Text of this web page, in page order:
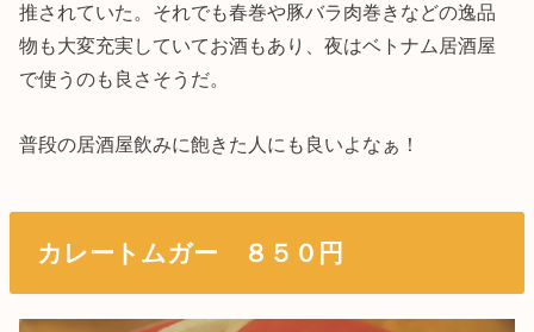
推されていた。それでも春巻や豚バラ肉巻きなどの逸品
物も大変充実していてお酒もあり、夜はベトナム居酒屋
で使うのも良さそうだ。
普段の居酒屋飲みに飽きた人にも良いよなぁ！
カレートムガー ８５０円